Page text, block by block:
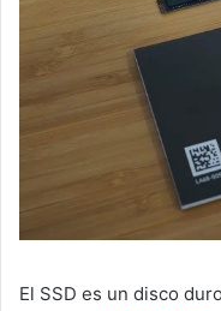
El SSD es un disco